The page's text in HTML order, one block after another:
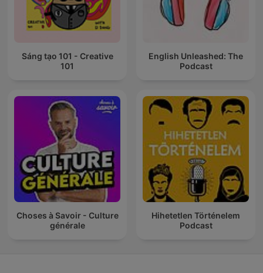
Sáng tạo 101 - Creative
101
English Unleashed: The
Podcast
Choses à Savoir - Culture
générale
Hihetetlen Történelem
Podcast